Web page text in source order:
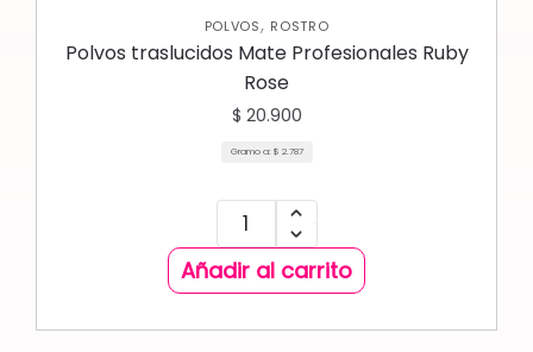
POLVOS, ROSTRO
Polvos traslucidos Mate Profesionales Ruby
Rose
$ 20.900
Gramo a: $ 2.787
Añadir al carrito